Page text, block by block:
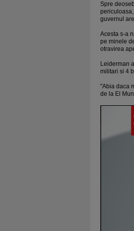
Spre
guvernul
Acesta s-a
pe minele
otravirea
Leiderman
militari si 4
"Abia daca
de la El